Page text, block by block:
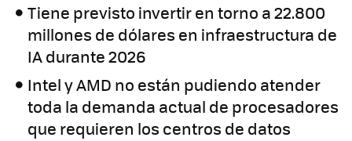
Tiene previsto invertir en torno a 22.800
millones de dólares en infraestructura de
IA durante 2026
Intel y AMD no están pudiendo atender
toda la demanda actual de procesadores
que requieren los centros de datos